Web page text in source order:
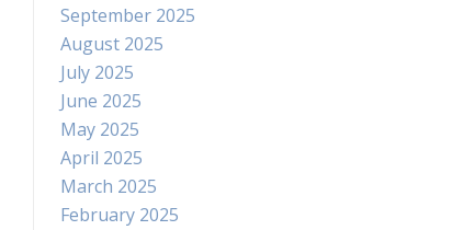
September 2025
August 2025
July 2025
June 2025
May 2025
April 2025
March 2025
February 2025